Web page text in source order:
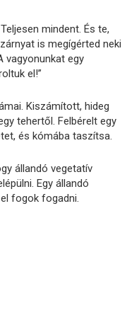
mindent. És te,
is megígérted neki
vagyonunkat egy
el!”
Kiszámított, hideg
tehertől. Felbérelt egy
és kómába taszítsa.
állandó vegetatív
Egy állandó
fogok fogadni.